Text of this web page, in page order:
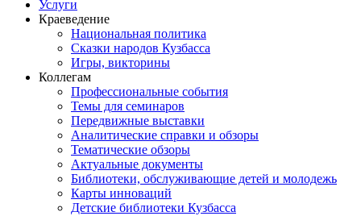
Услуги
Краеведение
Национальная политика
Сказки народов Кузбасса
Игры, викторины
Коллегам
Профессиональные события
Темы для семинаров
Передвижные выставки
Аналитические справки и обзоры
Тематические обзоры
Актуальные документы
Библиотеки, обслуживающие детей и молодежь
Карты инноваций
Детские библиотеки Кузбасса